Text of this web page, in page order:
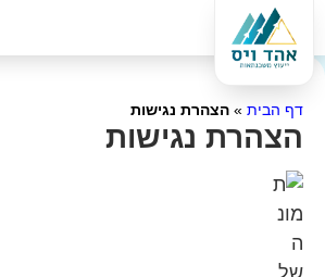
הצהרת נגישות
נגישות